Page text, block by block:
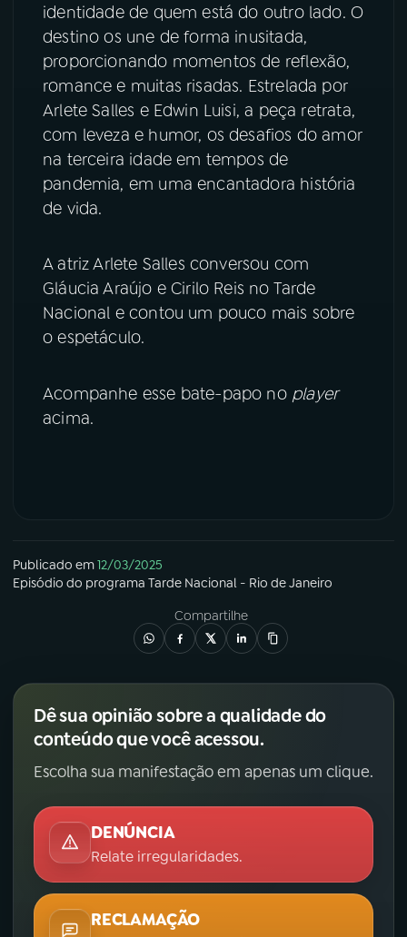
ACOMPANHE A RÁDIO NACIONAL
YouTube Facebook
Instagram X
identidade de quem está do outro lado. O
destino os une de forma inusitada,
proporcionando momentos de reflexão,
romance e muitas risadas. Estrelada por
Arlete Salles e Edwin Luisi, a peça retrata,
com leveza e humor, os desafios do amor
na terceira idade em tempos de
pandemia, em uma encantadora história
de vida.
A atriz Arlete Salles conversou com
Gláucia Araújo e Cirilo Reis no Tarde
Nacional e contou um pouco mais sobre
o espetáculo.
Acompanhe esse bate-papo no player
acima.
Publicado em12/03/2025
Episódio do programa Tarde Nacional - Rio de Janeiro
Compartilhe
Dê sua opinião sobre a qualidade do
conteúdo que você acessou.
Escolha sua manifestação em apenas um clique.
DENÚNCIA
Relate irregularidades.
RECLAMAÇÃO